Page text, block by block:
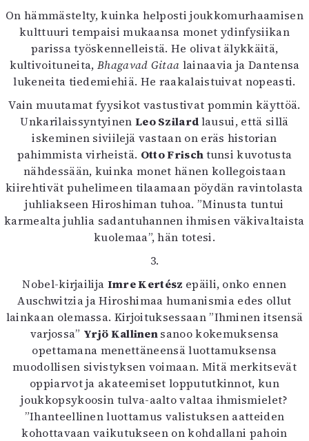
On hämmästelty, kuinka helposti joukkomurhaamisen
kulttuuri tempaisi mukaansa monet ydinfysiikan
parissa työskennelleistä. He olivat älykkäitä,
kultivoituneita, Bhagavad Gitaa lainaavia ja Dantensa
lukeneita tiedemiehiä. He raakalaistuivat nopeasti.
Vain muutamat fyysikot vastustivat pommin käyttöä.
Unkarilaissyntyinen Leo Szilardlausui, että sillä
iskeminen siviilejä vastaan on eräs historian
pahimmista virheistä. Otto Frischtunsi kuvotusta
nähdessään, kuinka monet hänen kollegoistaan
kiirehtivät puhelimeen tilaamaan pöydän ravintolasta
juhliakseen Hiroshiman tuhoa. ”Minusta tuntui
karmealta juhlia sadantuhannen ihmisen väkivaltaista
kuolemaa”, hän totesi.
3.
Nobel-kirjailija Imre Kertész epäili, onko ennen
Auschwitzia ja Hiroshimaa humanismia edes ollut
lainkaan olemassa. Kirjoituksessaan ”Ihminen itsensä
varjossa” Yrjö Kallinensanoo kokemuksensa
opettamana menettäneensä luottamuksensa
muodollisen sivistyksen voimaan. Mitä merkitsevät
oppiarvot ja akateemiset loppututkinnot, kun
joukkopsykoosin tulva-aalto valtaa ihmismielet?
”Ihanteellinen luottamus valistuksen aatteiden
kohottavaan vaikutukseen on kohdallani pahoin